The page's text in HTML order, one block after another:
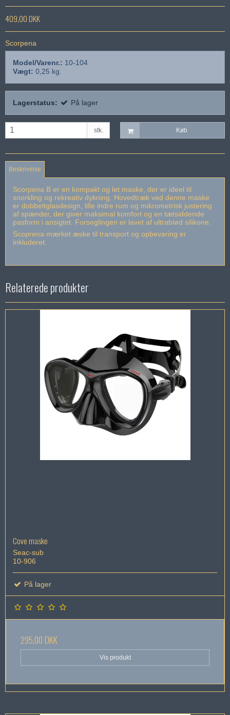
409,00 DKK
Scorpena
Model/Varenr.: 10-104
Vægt: 0,25 kg.
Lagerstatus: På lager
stk. Køb
Beskrivelse
Scorpena B er en kompakt og let maske, der er ideel til
snorkling og rekreativ dykning. Hovedtræk ved denne maske
er dobbeltglasdesign, lille indre rum og mikrometrisk justering
af spænder, der giver maksimal komfort og en tætsiddende
pasform i ansigtet. Forseglingen er lavet af ultrablød silikone.
Scoprena mærket æske til transport og opbevaring er
inkluderet.
Relaterede produkter
Cove maske
Seac-sub
10-906
På lager
295,00 DKK
Vis produkt